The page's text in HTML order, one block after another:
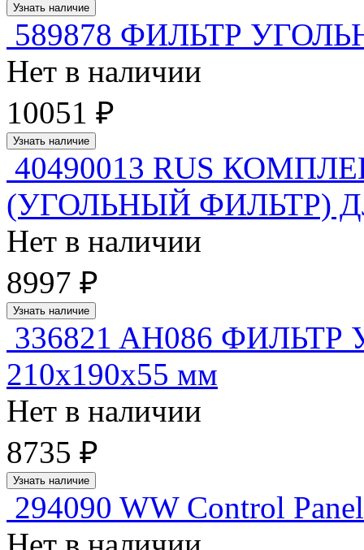
Узнать наличие
589878 ФИЛЬТР
Нет в наличии
10051 ₽
Узнать наличие
40490013 RUS
(УГОЛЬНЫЙ ФИЛЬТР)
Нет в наличии
8997 ₽
Узнать наличие
336821 AH086
210x190x55 мм
Нет в наличии
8735 ₽
Узнать наличие
294090 WW Control